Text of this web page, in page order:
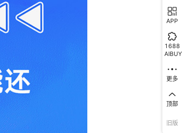
APP
1688
AIBUY
更多
顶部
旧版